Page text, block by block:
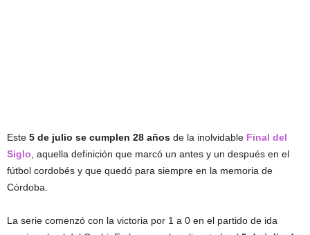
Este 5 de julio se cumplen 28 años de la inolvidable Final del
Siglo , aquella definición que marcó un antes y un después en el
fútbol cordobés y que quedó para siempre en la memoria de
Córdoba.
La serie comenzó con la victoria por 1 a 0 en el partido de ida